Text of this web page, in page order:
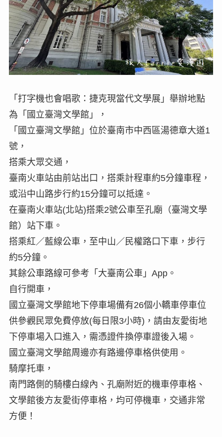
「打字機也會唱歌：捷克現當代文學展」舉辦地點
為「國立臺灣文學館」，
「國立臺灣文學館」位於臺南市中西區湯德章大道1
號，
搭乘大眾交通，
臺南火車站由前站出口，搭乘計程車約5分鐘車程，
或沿中山路步行約15分鐘可以抵達。
在臺南火車站(北站)搭乘2號公車至孔廟（臺灣文學
館）站下車。
搭乘紅／藍線公車，至中山／民權路口下車，步行
約5分鐘。
其餘公車路線可參考「大臺南公車」App。
自行開車，
國立臺灣文學館地下停車場備有26個小轎車停車位
供參觀民眾免費停放(每日限3小時)，請由友愛街地
下停車場入口進入，需憑證件換停車證後入場。
國立臺灣文學館周邊亦有路邊停車格供使用。
騎摩托車，
南門路側的騎樓白線內、孔廟附近的機車停車格、
文學館後方友愛街停車格，均可停機車，交通非常
方便！